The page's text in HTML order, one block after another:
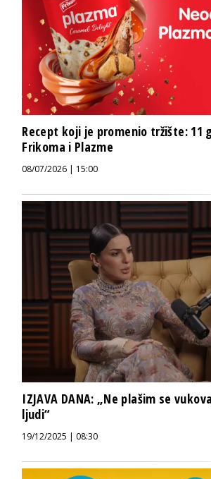
Recept koji je promenio tržište: 11
Frikoma i Plazme
08/07/2026 | 15:00
IZJAVA DANA: „Ne plašim se
ljudi“
19/12/2025 | 08:30